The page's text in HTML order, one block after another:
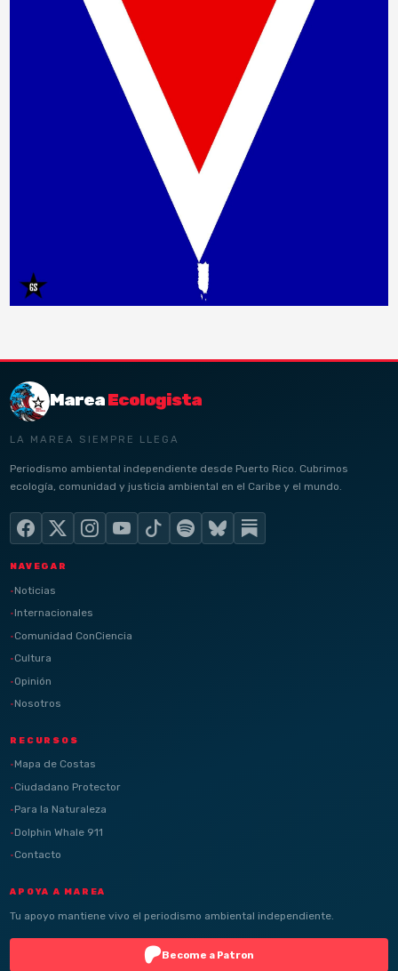
MareaEcologista
LA MAREA SIEMPRE LLEGA
Periodismo ambiental independiente desde Puerto Rico. Cubrimos
ecología, comunidad y justicia ambiental en el Caribe y el mundo.
NAVEGAR
Noticias
Internacionales
Comunidad ConCiencia
Cultura
Opinión
Nosotros
RECURSOS
Mapa de Costas
Ciudadano Protector
Para la Naturaleza
Dolphin Whale 911
Contacto
APOYA A MAREA
Tu apoyo mantiene vivo el periodismo ambiental independiente.
Become a Patron